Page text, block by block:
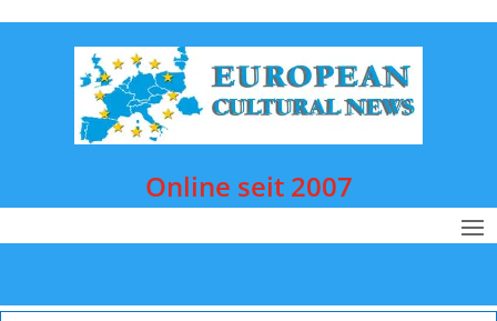
Online seit 2007